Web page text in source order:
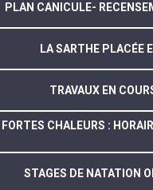
PLAN CANICULE-
LA SARTHE PLACÉE
TRAVAUX EN
FORTES CHALEURS :
STAGES DE NATATION